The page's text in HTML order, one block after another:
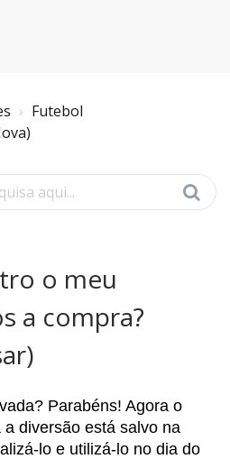
Futebol
o meu
a compra?
Parabéns! Agora o
diversão está salvo na
lo e utilizá-lo no dia do